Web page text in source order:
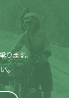
ります。
。